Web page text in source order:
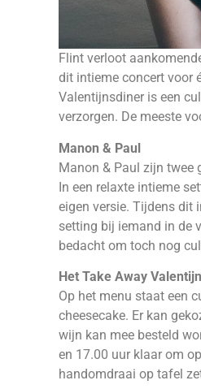
Flint verloot
dit intieme concert voor
Valentijnsdiner is een
verzorgen. De meeste
Manon & Paul
Manon & Paul zijn twee
In een relaxte intieme
eigen versie. Tijdens dit
setting bij iemand in de
bedacht om toch nog
Het Take Away
Op het menu staat een
cheesecake. Er kan
wijn kan mee besteld
en 17.00 uur klaar om
handomdraai op tafel